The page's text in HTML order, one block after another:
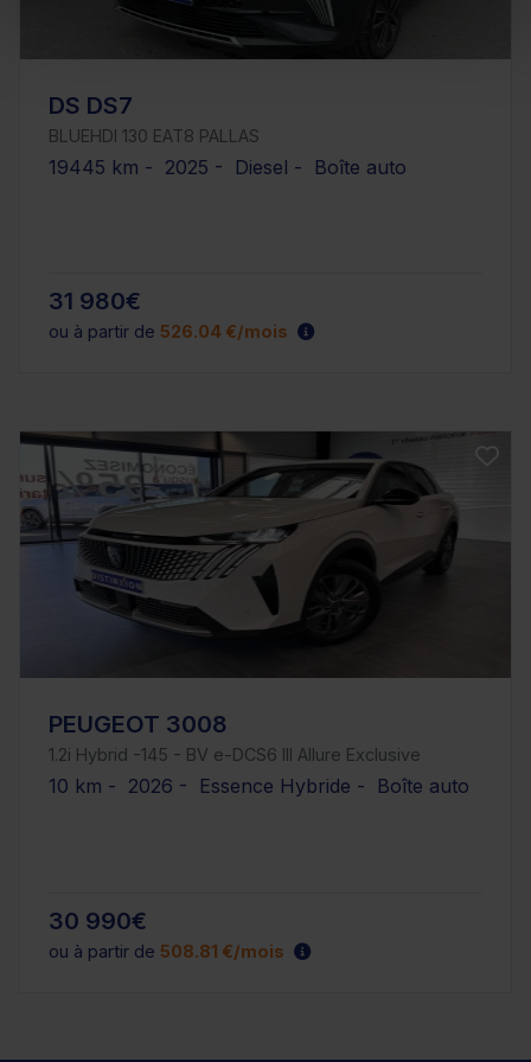
DS DS7
BLUEHDI 130 EAT8 PALLAS
19445 km - 2025 - Diesel - Boîte auto
31 980€
ou à partir de 526.04 €/mois
PEUGEOT 3008
1.2i Hybrid -145 - BV e-DCS6 III Allure Exclusive
10 km - 2026 - Essence Hybride - Boîte auto
30 990€
ou à partir de 508.81 €/mois